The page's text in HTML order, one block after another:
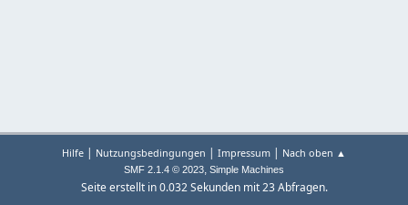
Hilfe | Nutzungsbedingungen | Impressum | Nach oben ▲
SMF 2.1.4 © 2023, Simple Machines
Seite erstellt in 0.032 Sekunden mit 23 Abfragen.